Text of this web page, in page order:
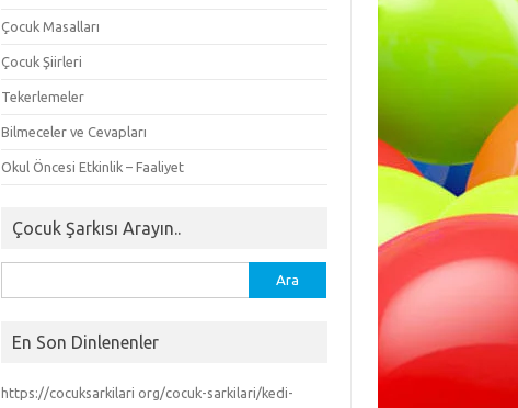
Çocuk Masalları
Çocuk Şiirleri
Tekerlemeler
Bilmeceler ve Cevapları
Okul Öncesi Etkinlik – Faaliyet
Çocuk Şarkısı Arayın..
En Son Dinlenenler
https://cocuksarkilari org/cocuk-sarkilari/kedi-